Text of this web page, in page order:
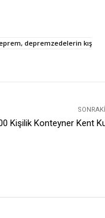
depremzedelerin kış
Kişilik Konteyner Kent